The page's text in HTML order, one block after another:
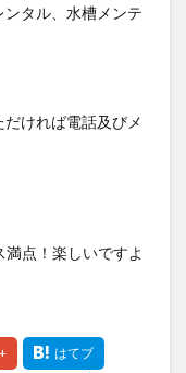
タル、水槽メンテ
ければ電話及びメ
点！楽しいですよ